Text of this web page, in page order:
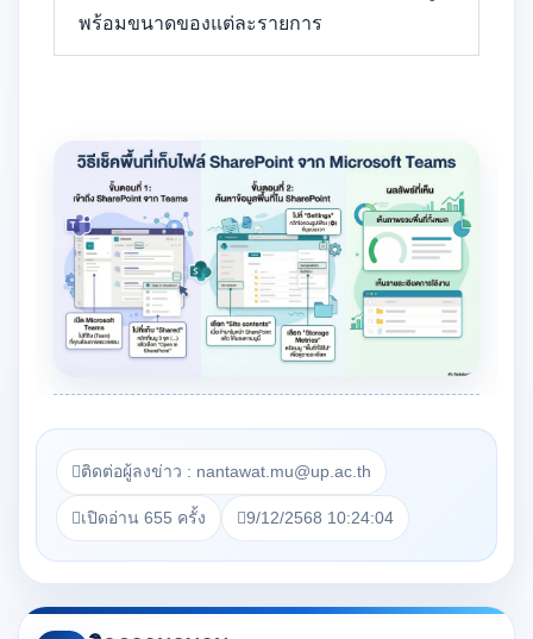
พร้อมขนาดของแต่ละรายการ
ติดต่อผู้ลงข่าว : nantawat.mu@up.ac.th
เปิดอ่าน 655 ครั้ง 9/12/2568 10:24:04